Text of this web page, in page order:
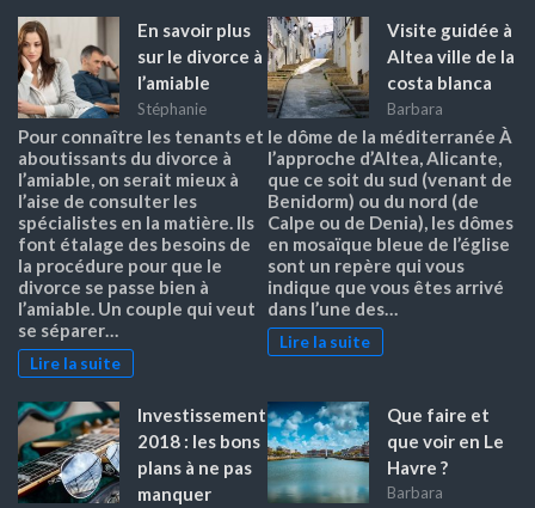
En savoir plus
sur le divorce à
l’amiable
Stéphanie
Pour connaître les tenants et
aboutissants du divorce à
l’amiable, on serait mieux à
l’aise de consulter les
spécialistes en la matière. Ils
font étalage des besoins de
la procédure pour que le
divorce se passe bien à
l’amiable. Un couple qui veut
se séparer…
Lire la suite
Visite guidée à
Altea ville de la
costa blanca
Barbara
le dôme de la méditerranée À
l’approche d’Altea, Alicante,
que ce soit du sud (venant de
Benidorm) ou du nord (de
Calpe ou de Denia), les dômes
en mosaïque bleue de l’église
sont un repère qui vous
indique que vous êtes arrivé
dans l’une des…
Lire la suite
Investissement
2018 : les bons
plans à ne pas
manquer
Que faire et
que voir en Le
Havre ?
Barbara